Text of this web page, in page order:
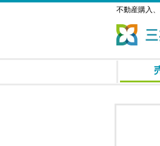
不動産購入